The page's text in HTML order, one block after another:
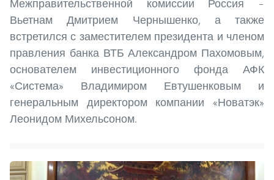
Межправительственной комиссии Россия –
Вьетнам Дмитрием Чернышенко, а также
встретился с заместителем президента и членом
правления банка ВТБ Александром Пахомовым,
основателем инвестиционного фонда АФК
«Система» Владимиром Евтушенковым и
генеральным директором компании «Новатэк»
Леонидом Михельсоном.